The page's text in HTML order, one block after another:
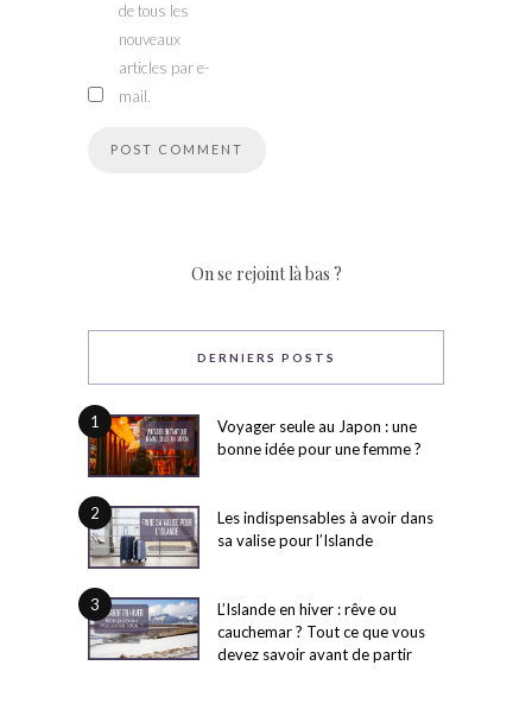
de tous les
nouveaux
articles par e-
mail.
On se rejoint là bas ?
DERNIERS POSTS
1
Voyager seule au Japon : une
bonne idée pour une femme ?
2
Les indispensables à avoir dans
sa valise pour l’Islande
3
L’Islande en hiver : rêve ou
cauchemar ? Tout ce que vous
devez savoir avant de partir